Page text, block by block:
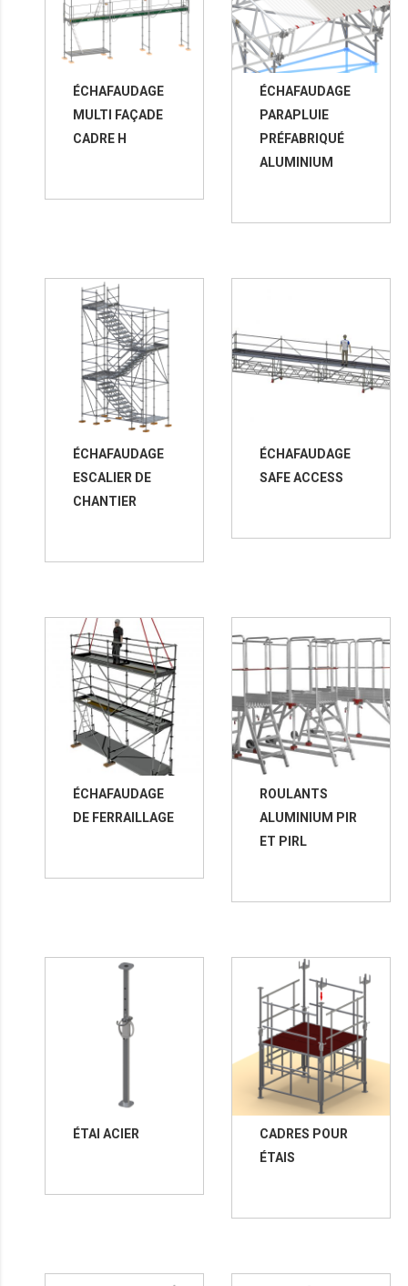
ÉCHAFAUDAGE
MULTI FAÇADE
CADRE H
ÉCHAFAUDAGE
PARAPLUIE
PRÉFABRIQUÉ
ALUMINIUM
ÉCHAFAUDAGE
ESCALIER DE
CHANTIER
ÉCHAFAUDAGE
SAFE ACCESS
ÉCHAFAUDAGE
DE FERRAILLAGE
ROULANTS
ALUMINIUM PIR
ET PIRL
ÉTAI ACIER
CADRES POUR
ÉTAIS